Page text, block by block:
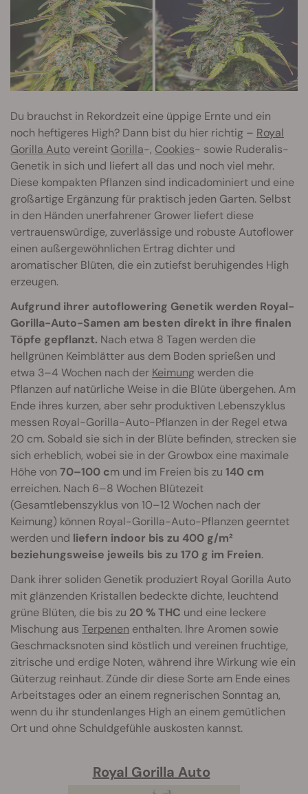
Du brauchst in Rekordzeit eine üppige Ernte und ein
noch heftigeres High? Dann bist du hier richtig – Royal
Gorilla Autovereint Gorilla-, Cookies- sowie Ruderalis-
Genetik in sich und liefert all das und noch viel mehr.
Diese kompakten Pflanzen sind indicadominiert und eine
großartige Ergänzung für praktisch jeden Garten. Selbst
in den Händen unerfahrener Grower liefert diese
vertrauenswürdige, zuverlässige und robuste Autoflower
einen außergewöhnlichen Ertrag dichter und
aromatischer Blüten, die ein zutiefst beruhigendes High
erzeugen.
Aufgrund ihrer autoflowering Genetik werden Royal-
Gorilla-Auto-Samen am besten direkt in ihre finalen
Töpfe gepflanzt. Nach etwa 8 Tagen werden die
hellgrünen Keimblätter aus dem Boden sprießen und
etwa 3–4 Wochen nach der Keimungwerden die
Pflanzen auf natürliche Weise in die Blüte übergehen. Am
Ende ihres kurzen, aber sehr produktiven Lebenszyklus
messen Royal-Gorilla-Auto-Pflanzen in der Regel etwa
20 cm. Sobald sie sich in der Blüte befinden, strecken sie
sich erheblich, wobei sie in der Growbox eine maximale
Höhe von 70–100 cm und im Freien bis zu 140 cm
erreichen. Nach 6–8 Wochen Blütezeit
(Gesamtlebenszyklus von 10–12 Wochen nach der
Keimung) können Royal-Gorilla-Auto-Pflanzen geerntet
werden und liefern indoor bis zu 400 g/m²
beziehungsweise jeweils bis zu 170 g im Freien.
Dank ihrer soliden Genetik produziert Royal Gorilla Auto
mit glänzenden Kristallen bedeckte dichte, leuchtend
grüne Blüten, die bis zu 20 % THC und eine leckere
Mischung aus Terpenen enthalten. Ihre Aromen sowie
Geschmacksnoten sind köstlich und vereinen fruchtige,
zitrische und erdige Noten, während ihre Wirkung wie ein
Güterzug reinhaut. Zünde dir diese Sorte am Ende eines
Arbeitstages oder an einem regnerischen Sonntag an,
wenn du ihr stundenlanges High an einem gemütlichen
Ort und ohne Schuldgefühle auskosten kannst.
Royal Gorilla Auto